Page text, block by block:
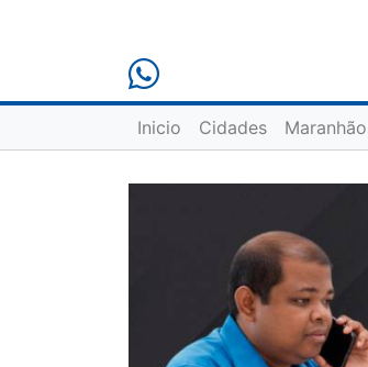
Inicio Cidades Maranhão